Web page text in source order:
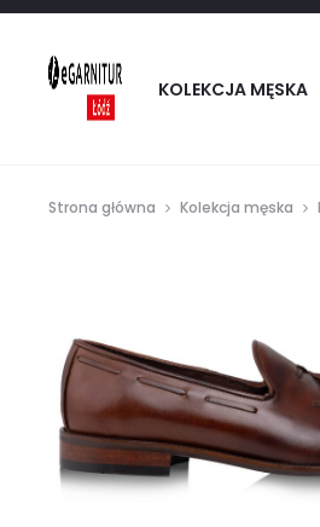
KOLEKCJA MĘSKA
Strona główna Kolekcja męska